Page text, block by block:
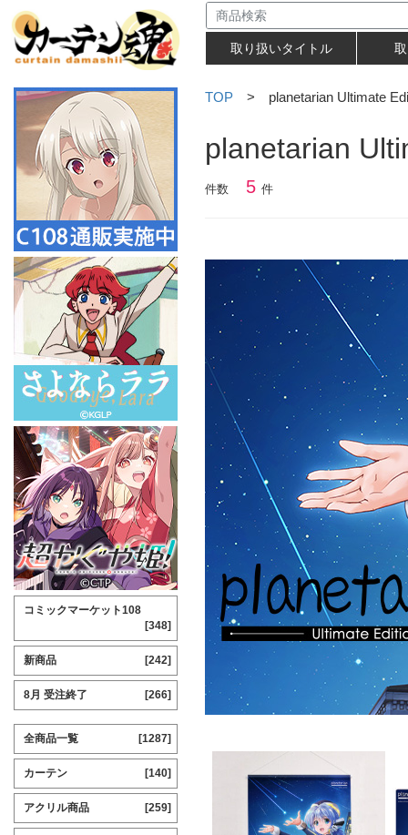
取り扱いタイトル
TOP > planetarian Ultimate
planetarian
件数 5 件
コミックマーケット108
[348]
新商品 [242]
8月 受注終了 [266]
全商品一覧 [1287]
カーテン [140]
アクリル商品 [259]